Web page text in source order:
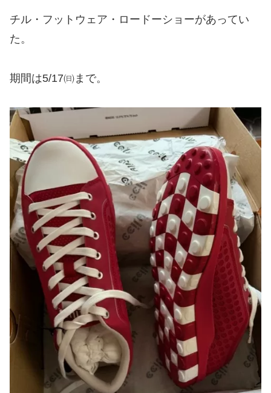
チル・フットウェア・ロードーショーがあってい
た。
期間は5/17㈰まで。